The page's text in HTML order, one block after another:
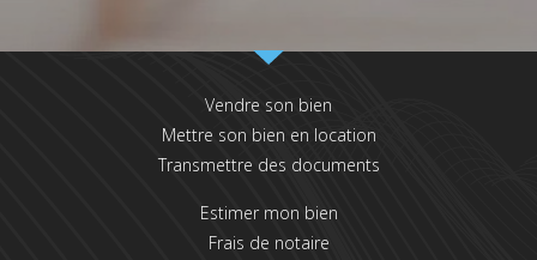
Vendre son bien
Mettre son bien en location
Transmettre des documents
Estimer mon bien
Frais de notaire